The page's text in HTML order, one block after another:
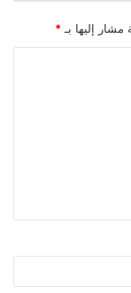
مشار إليها بـ *